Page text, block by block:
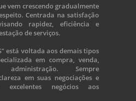
vem crescendo gradualmente
Centrada na satisfação
rapidez, eficiência e
de serviços.
está voltada aos demais tipos
em compra, venda,
Sempre
em suas negociações e
excelentes negócios aos